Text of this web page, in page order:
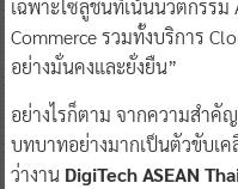
เฉพาะโซลูชั่นที่เน้นนวัตกรรม
Commerce รวมทั้งบริการ
อย่างมั่นคงและยั่งยืน”
อย่างไรก็ตาม จากความสำคั
บทบาทอย่างมากเป็นตัวขับเ
ว่างาน DigiTech ASEAN